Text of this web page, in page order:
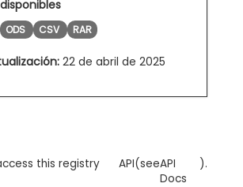
ODS CSV RAR
22 de abril de 2025
this registry
API(seeAPI
Docs
).